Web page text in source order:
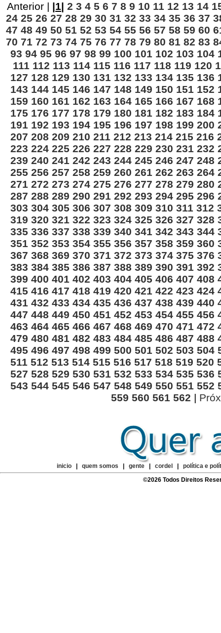
Anterior | |1| 2 3 4 5 6 7 8 9 10 11 12 13 14
24 25 26 27 28 29 30 31 32 33 34 35 36 37
47 48 49 50 51 52 53 54 55 56 57 58 59 60
70 71 72 73 74 75 76 77 78 79 80 81 82 83
93 94 95 96 97 98 99 100 101 102 103 104
111 112 113 114 115 116 117 118 119 120
127 128 129 130 131 132 133 134 135 136
143 144 145 146 147 148 149 150 151 152
159 160 161 162 163 164 165 166 167 168
175 176 177 178 179 180 181 182 183 184
191 192 193 194 195 196 197 198 199 200
207 208 209 210 211 212 213 214 215 216
223 224 225 226 227 228 229 230 231 232
239 240 241 242 243 244 245 246 247 248
255 256 257 258 259 260 261 262 263 264
271 272 273 274 275 276 277 278 279 280
287 288 289 290 291 292 293 294 295 296
303 304 305 306 307 308 309 310 311 312
319 320 321 322 323 324 325 326 327 328
335 336 337 338 339 340 341 342 343 344
351 352 353 354 355 356 357 358 359 360
367 368 369 370 371 372 373 374 375 376
383 384 385 386 387 388 389 390 391 392
399 400 401 402 403 404 405 406 407 408
415 416 417 418 419 420 421 422 423 424
431 432 433 434 435 436 437 438 439 440
447 448 449 450 451 452 453 454 455 456
463 464 465 466 467 468 469 470 471 472
479 480 481 482 483 484 485 486 487 488
495 496 497 498 499 500 501 502 503 504
511 512 513 514 515 516 517 518 519 520
527 528 529 530 531 532 533 534 535 536
543 544 545 546 547 548 549 550 551 552
559 560 561 562 |
inicio quem somos gente cordel
política e
©2026 Todos Direitos